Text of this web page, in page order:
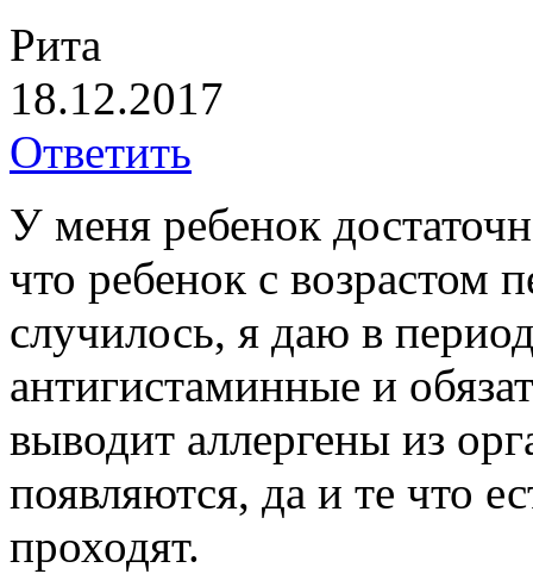
Рита
18.12.2017
Ответить
У меня ребенок
что ребенок с возрастом
случилось, я даю в
антигистаминные и
выводит аллергены из
появляются, да и те что
проходят.